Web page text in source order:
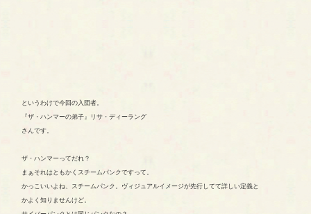
というわけで今回の入団者。
『ザ・ハンマーの弟子』リサ・ディーラング
さんです。
ザ・ハンマーってだれ？
まぁそれはともかくスチームパンクですって。
かっこいいよね、スチームパンク。ヴィジュアルイメージが先行してて詳しい定義と
かよく知りませんけど。